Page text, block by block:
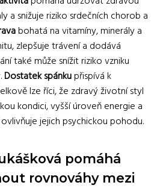
a snižuje riziko srdečních chorob a
bohatá na vitamíny, minerály a
zlepšuje trávení a dodává
také může snížit riziko vzniku
Dostatek spánkupřispívá k
lze říci, že zdravý životní styl
kondici, vyšší úroveň energie a
jejich psychickou pohodu.
pomáhá
rovnováhy mezi